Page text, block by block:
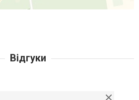
Відгуки